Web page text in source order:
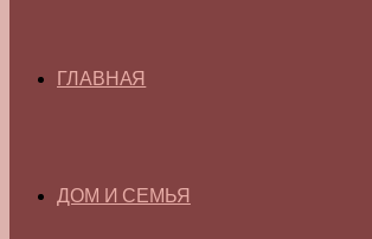
ГЛАВНАЯ
ДОМ И СЕМЬЯ